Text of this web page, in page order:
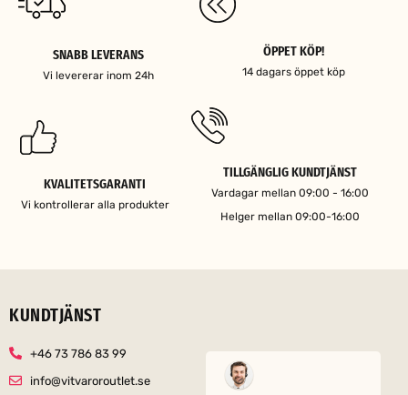
SNABB LEVERANS
Vi levererar inom 24h
ÖPPET KÖP!
14 dagars öppet köp
KVALITETSGARANTI
Vi kontrollerar alla produkter
TILLGÄNGLIG KUNDTJÄNST
Vardagar mellan 09:00 - 16:00
Helger mellan 09:00-16:00
KUNDTJÄNST
+46 73 786 83 99
info@vitvaroroutlet.se